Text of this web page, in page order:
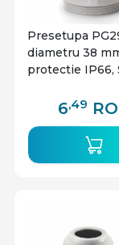
Presetupa
diametru 38
protectie IP66,
6,49